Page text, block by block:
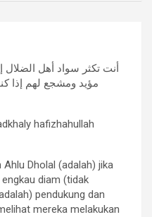
أنت تكثر سواد أهل
مؤيد ومشجع لهم إذا
hafizhahullah
Dholal (adalah) jika
diam (tidak
pendukung dan
mereka melakukan